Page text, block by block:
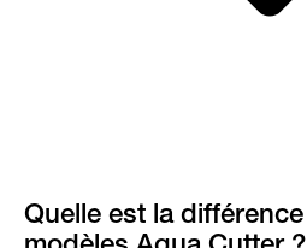
Quelle est la